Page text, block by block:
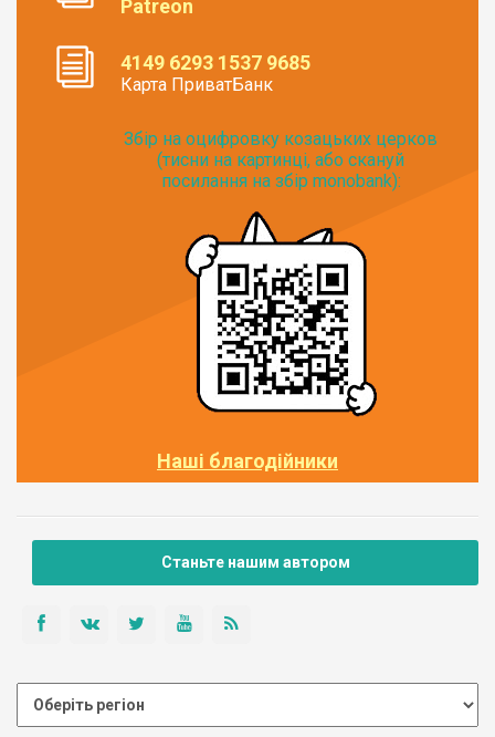
Patreon
4149 6293 1537 9685
Карта ПриватБанк
Збір на оцифровку козацьких церков
(тисни на картинці, або скануй
посилання на збір monobank):
Наші благодійники
Станьте нашим автором